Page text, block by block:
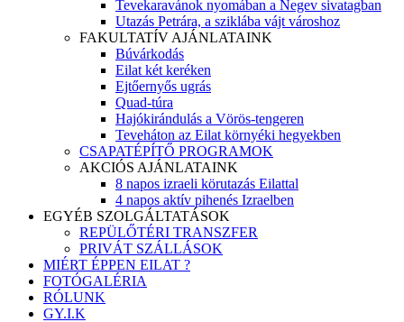
Tevekaravánok nyomában a Negev sivatagban
Utazás Petrára, a sziklába vájt városhoz
FAKULTATÍV AJÁNLATAINK
Búvárkodás
Eilat két keréken
Ejtőernyős ugrás
Quad-túra
Hajókirándulás a Vörös-tengeren
Teveháton az Eilat környéki hegyekben
CSAPATÉPÍTŐ PROGRAMOK
AKCIÓS AJÁNLATAINK
8 napos izraeli körutazás Eilattal
4 napos aktív pihenés Izraelben
EGYÉB SZOLGÁLTATÁSOK
REPÜLŐTÉRI TRANSZFER
PRIVÁT SZÁLLÁSOK
MIÉRT ÉPPEN EILAT ?
FOTÓGALÉRIA
RÓLUNK
GY.I.K